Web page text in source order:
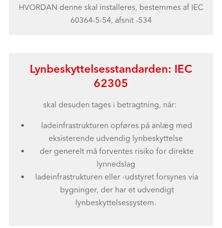
HVORDAN denne skal installeres, bestemmes af IEC
60364-5-54, afsnit -534
Lynbeskyttelsesstandarden: IEC
62305
skal desuden tages i betragtning, når:
ladeinfrastrukturen opføres på anlæg med
eksisterende udvendig lynbeskyttelse
der generelt må forventes risiko for direkte
lynnedslag
ladeinfrastrukturen eller -udstyret forsynes via
bygninger, der har et udvendigt
lynbeskyttelsessystem.